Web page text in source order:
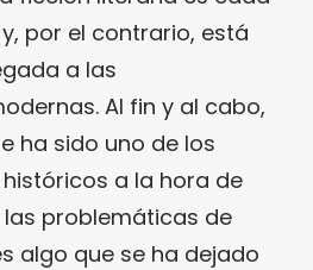
por el contrario, está
a las
Al fin y al cabo,
ha sido uno de los
a la hora de
problemáticas de
algo que se ha dejado